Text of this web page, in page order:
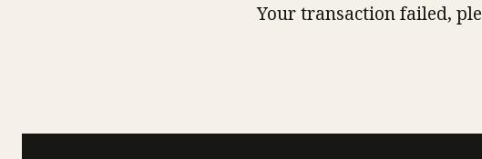
Your transaction failed,